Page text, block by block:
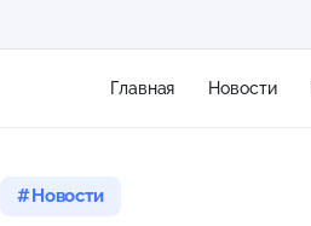
Главная Новости
Новости